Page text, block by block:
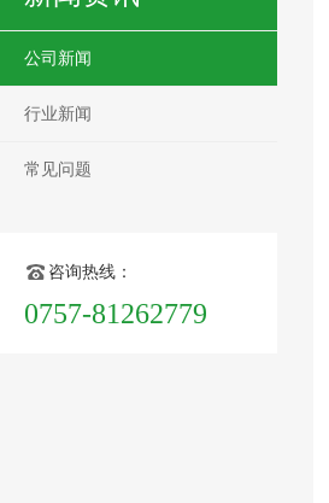
公司新闻
行业新闻
常见问题
咨询热线：
0757-81262779